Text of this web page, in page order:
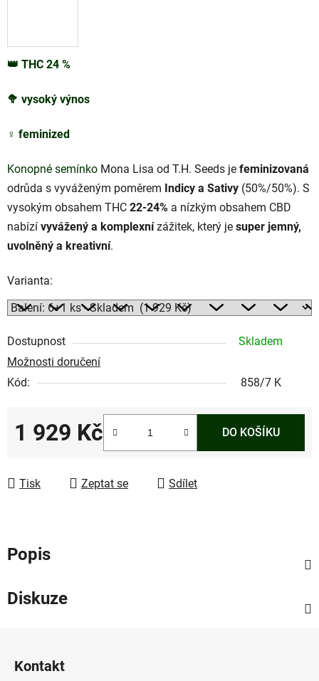
👑 THC 24 %
🥦 vysoký výnos
♀️ feminized
Konopné semínko Mona Lisa od T.H. Seeds je feminizovaná
odrůda s vyváženým poměrem Indicy a Sativy (50%/50%). S
vysokým obsahem THC 22-24% a nízkým obsahem CBD
nabízí vyvážený a komplexnízážitek, který je super jemný,
uvolněný a kreativní.
Varianta:
Dostupnost
Skladem
Možnosti doručení
Kód:
858/7 K
1 929 Kč DO KOŠÍKU
Tisk Zeptat se Sdílet
Popis
Diskuze
Kontakt